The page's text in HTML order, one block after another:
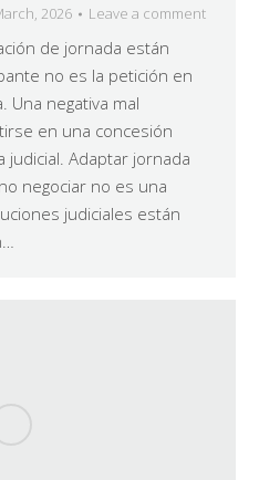
2026 Leave a comment
de jornada están
no es la petición en
Una negativa mal
en una concesión
Adaptar jornada
negociar no es una
judiciales están